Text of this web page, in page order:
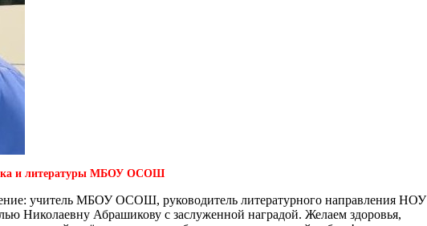
и литературы МБОУ ОСОШ
учитель МБОУ ОСОШ, руководитель литературного направления НОУ
Николаевну Абрашикову с заслуженной наградой. Желаем здоровья,